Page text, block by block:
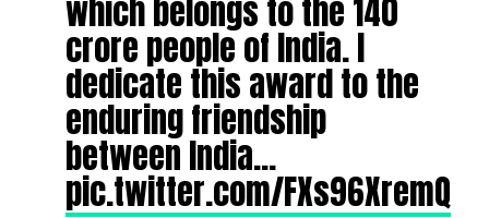
which belongs to the 140
crore people of India. I
dedicate this award to the
enduring friendship
between India…
pic.twitter.com/FXs96XremQ